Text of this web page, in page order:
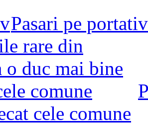
Pasari pe portativ
cele comune